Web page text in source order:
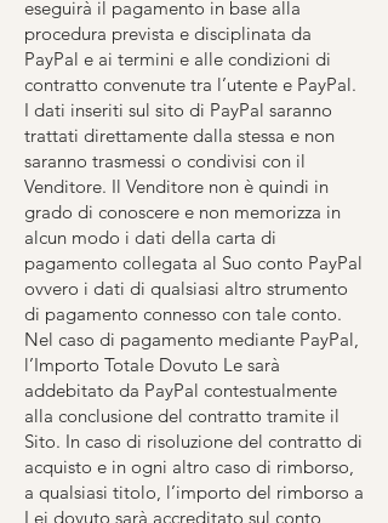
eseguirà il pagamento in base alla
procedura prevista e disciplinata da
PayPal e ai termini e alle condizioni di
contratto convenute tra l’utente e PayPal.
I dati inseriti sul sito di PayPal saranno
trattati direttamente dalla stessa e non
saranno trasmessi o condivisi con il
Venditore. Il Venditore non è quindi in
grado di conoscere e non memorizza in
alcun modo i dati della carta di
pagamento collegata al Suo conto PayPal
ovvero i dati di qualsiasi altro strumento
di pagamento connesso con tale conto.
Nel caso di pagamento mediante PayPal,
l’Importo Totale Dovuto Le sarà
addebitato da PayPal contestualmente
alla conclusione del contratto tramite il
Sito. In caso di risoluzione del contratto di
acquisto e in ogni altro caso di rimborso,
a qualsiasi titolo, l’importo del rimborso a
Lei dovuto sarà accreditato sul conto